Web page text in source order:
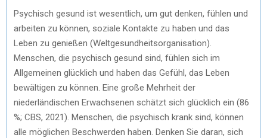
Psychisch gesund ist wesentlich, um gut denken, fühlen und
arbeiten zu können, soziale Kontakte zu haben und das
Leben zu genießen (Weltgesundheitsorganisation).
Menschen, die psychisch gesund sind, fühlen sich im
Allgemeinen glücklich und haben das Gefühl, das Leben
bewältigen zu können. Eine große Mehrheit der
niederländischen Erwachsenen schätzt sich glücklich ein (86
%; CBS, 2021). Menschen, die psychisch krank sind, können
alle möglichen Beschwerden haben. Denken Sie daran, sich